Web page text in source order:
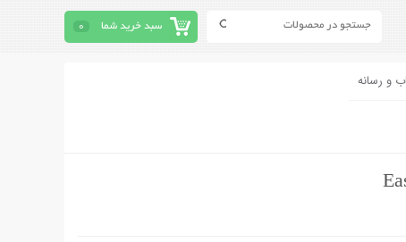
سبد خرید شما 0
و رسانه